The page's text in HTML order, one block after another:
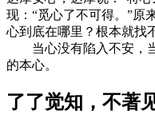
现：“觅心了不可得。”原
心到底在哪里？根本就找
当心没有陷入不安，当
的本心。
了了觉知，不著